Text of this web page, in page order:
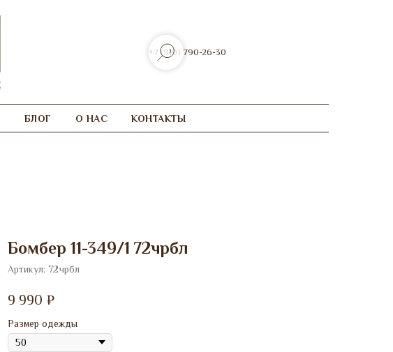
+7 (910) 790-26-30
БЛОГ О НАС КОНТАКТЫ
Бомбер 11-349/1 72чрбл
Артикул: 72чрбл
9 990 ₽
Размер одежды